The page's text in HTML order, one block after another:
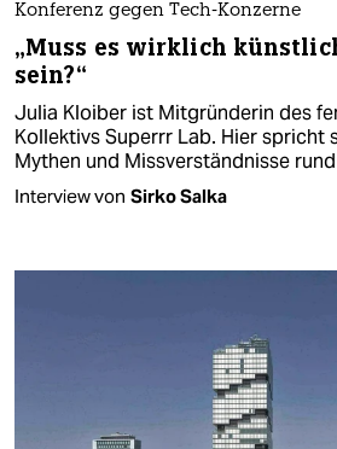
Konferenz gegen Tech-Konzerne
„Muss es wirklich
sein?“
Julia Kloiber ist Mitgründerin des
Kollektivs Superrr Lab. Hier spricht
Mythen und Missverständnisse rund
Interview von Sirko Salka